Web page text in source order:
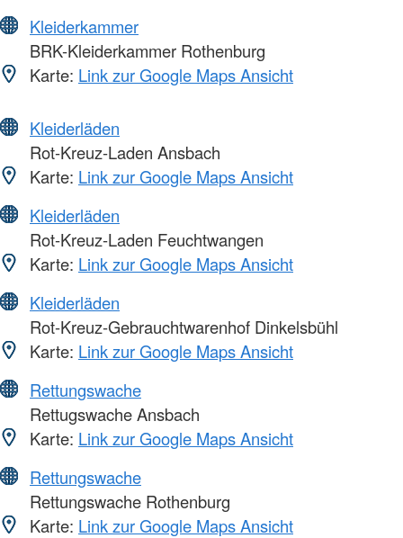
Kleiderkammer
BRK-Kleiderkammer Rothenburg
Karte: Link zur Google Maps Ansicht
Kleiderläden
Rot-Kreuz-Laden Ansbach
Karte: Link zur Google Maps Ansicht
Kleiderläden
Rot-Kreuz-Laden Feuchtwangen
Karte: Link zur Google Maps Ansicht
Kleiderläden
Rot-Kreuz-Gebrauchtwarenhof Dinkelsbühl
Karte: Link zur Google Maps Ansicht
Rettungswache
Rettugswache Ansbach
Karte: Link zur Google Maps Ansicht
Rettungswache
Rettungswache Rothenburg
Karte: Link zur Google Maps Ansicht